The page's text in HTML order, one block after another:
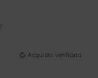
Acquisto verificato